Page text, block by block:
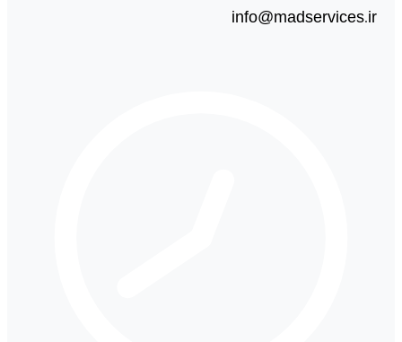
info@madservices.ir